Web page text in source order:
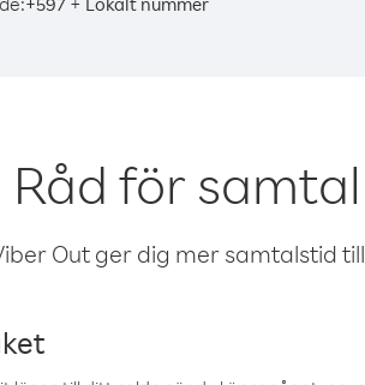
Råd för
Out ger dig mer samtalstid